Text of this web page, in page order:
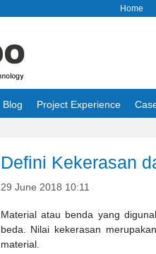
Home
Blog Project Experience
Defini Kekerasan
29 June 2018 10:11
Material atau benda yang
beda. Nilai kekerasan
material.